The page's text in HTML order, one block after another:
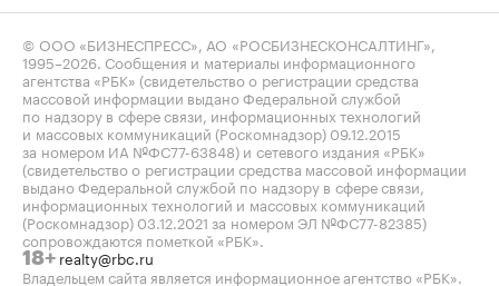
© ООО «БИЗНЕСПРЕСС», АО «РОСБИЗНЕСКОНСАЛТИНГ»,
1995–2026 . Сообщения и материалы информационного
агентства «РБК» (свидетельство о регистрации средства
массовой информации выдано Федеральной службой
по надзору в сфере связи, информационных технологий
и массовых коммуникаций (Роскомнадзор) 09.12.2015
за номером ИА №ФС77-63848) и сетевого издания «РБК»
(свидетельство о регистрации средства массовой информации
выдано Федеральной службой по надзору в сфере связи,
информационных технологий и массовых коммуникаций
(Роскомнадзор) 03.12.2021 за номером ЭЛ №ФС77-82385)
сопровождаются пометкой «РБК».
18+ realty@rbc.ru
Владельцем сайта является информационное агентство «РБК».